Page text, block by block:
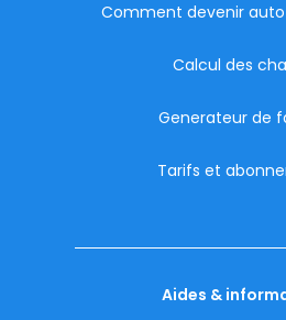
Comment devenir
Calcul des
Generateur de
Tarifs et
Aides &